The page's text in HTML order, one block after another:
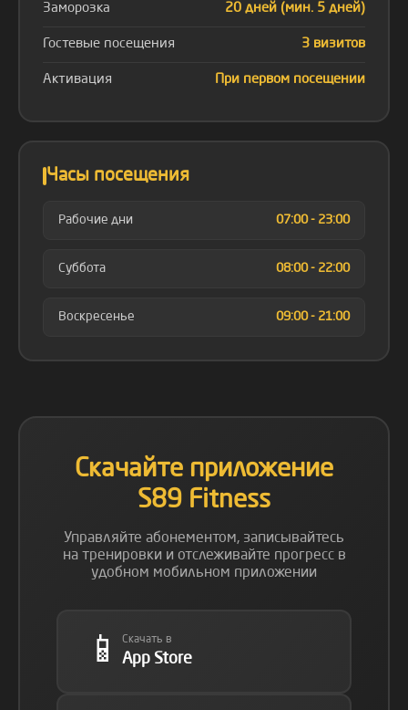
Заморозка 20 дней (мин. 5 дней)
Гостевые посещения 3 визитов
Активация При первом посещении
Часы посещения
Рабочие дни 07:00 - 23:00
Суббота 08:00 - 22:00
Воскресенье 09:00 - 21:00
Скачайте приложение
S89 Fitness
Управляйте абонементом, записывайтесь
на тренировки и отслеживайте прогресс в
удобном мобильном приложении
📱 Скачать в
App Store